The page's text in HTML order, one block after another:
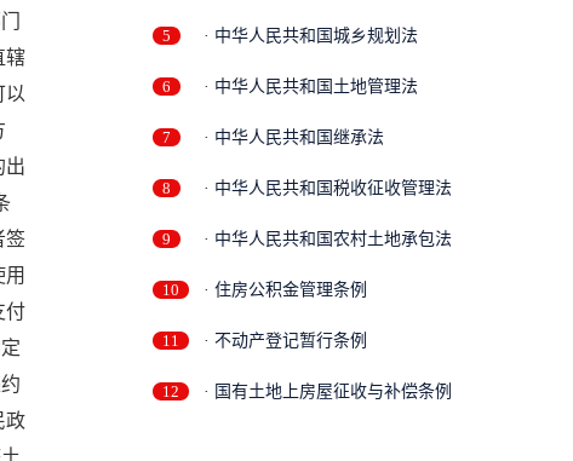
辖
出
签
付
政
5 · 中华人民共和国城乡规划法
6 · 中华人民共和国土地管理法
7 · 中华人民共和国继承法
8 · 中华人民共和国税收征收管理法
9 · 中华人民共和国农村土地承包法
10 · 住房公积金管理条例
11 · 不动产登记暂行条例
12 · 国有土地上房屋征收与补偿条例